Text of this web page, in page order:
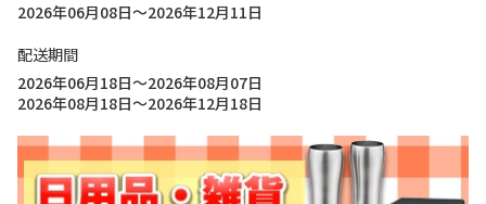
2026年06月08日～2026年12月11日
配送期間
2026年06月18日～2026年08月07日
2026年08月18日～2026年12月18日